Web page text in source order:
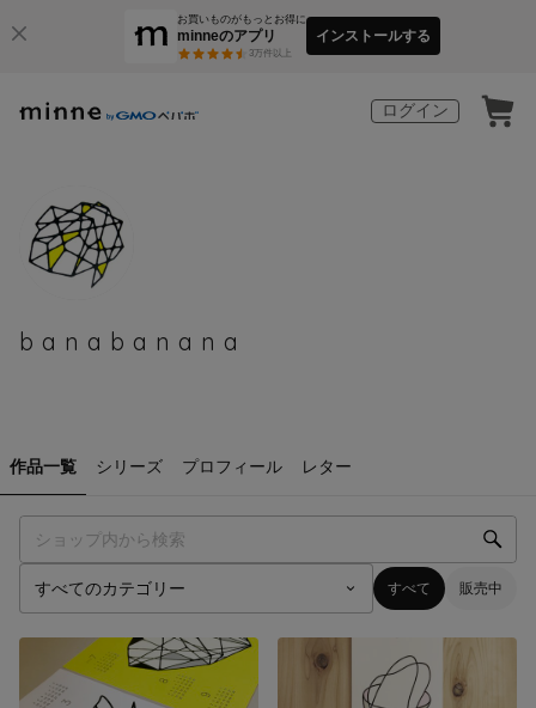
お買いものがもっとお得に
minneのアプリ
3万件以上
インストールする
ログイン
banabanana
作品一覧 シリーズ プロフィール レター
すべて 販売中